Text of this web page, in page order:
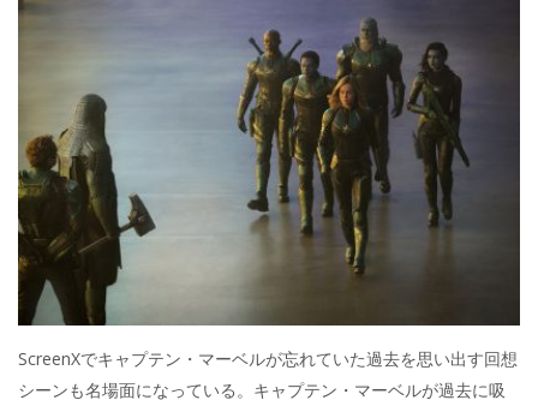
ScreenXでキャプテン・マーベルが忘れていた過去を思い出す回想
シーンも名場面になっている。キャプテン・マーベルが過去に吸